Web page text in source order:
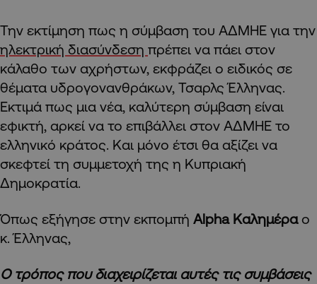
Την εκτίμηση πως η σύμβαση του ΑΔΜΗΕ για την
ηλεκτρική διασύνδεση πρέπει να πάει στον
κάλαθο των αχρήστων, εκφράζει ο ειδικός σε
θέματα υδρογονανθράκων, Τσαρλς Έλληνας.
Εκτιμά πως μια νέα, καλύτερη σύμβαση είναι
εφικτή, αρκεί να το επιβάλλει στον ΑΔΜΗΕ το
ελληνικό κράτος. Και μόνο έτσι θα αξίζει να
σκεφτεί τη συμμετοχή της η Κυπριακή
Δημοκρατία.
Όπως εξήγησε στην εκπομπή Alpha Καλημέραο
κ. Έλληνας,
Ο τρόπος που διαχειρίζεται αυτές τις συμβάσεις